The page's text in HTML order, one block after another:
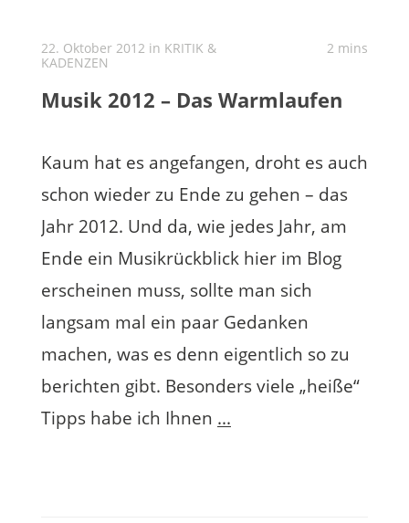
22. Oktober 2012 in KRITIK &
KADENZEN
2 mins
Musik 2012 – Das Warmlaufen
Kaum hat es angefangen, droht es auch
schon wieder zu Ende zu gehen – das
Jahr 2012. Und da, wie jedes Jahr, am
Ende ein Musikrückblick hier im Blog
erscheinen muss, sollte man sich
langsam mal ein paar Gedanken
machen, was es denn eigentlich so zu
berichten gibt. Besonders viele „heiße“
Tipps habe ich Ihnen ...